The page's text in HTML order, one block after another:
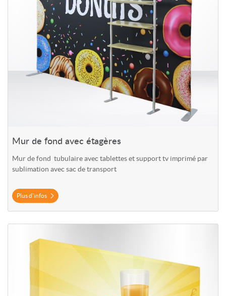
Mur de fond avec étagères
Mur de fond tubulaire avec tablettes et support tv imprimé par
sublimation avec sac de transport
Plus d'infos